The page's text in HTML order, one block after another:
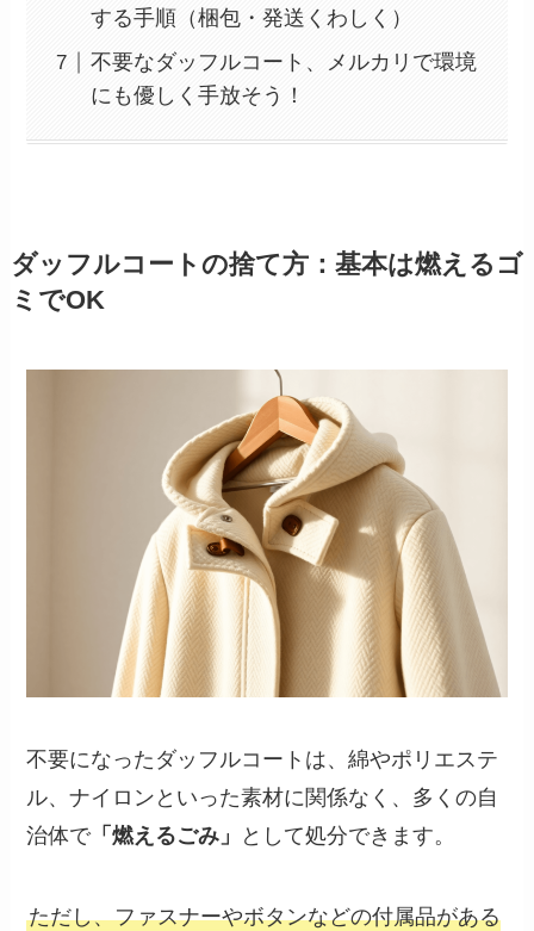
する手順（梱包・発送くわしく）
不要なダッフルコート、メルカリで環境
にも優しく手放そう！
ダッフルコートの捨て方：基本は燃えるゴ
ミでOK
不要になったダッフルコートは、綿やポリエステ
ル、ナイロンといった素材に関係なく、多くの自
治体で「燃えるごみ」 として処分できます。
ただし、ファスナーやボタンなどの付属品がある